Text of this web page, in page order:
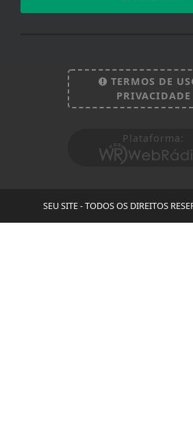
TERMOS DE
PRIVACIDADE
Plataforma:
SEU SITE - TODOS OS DIREITOS